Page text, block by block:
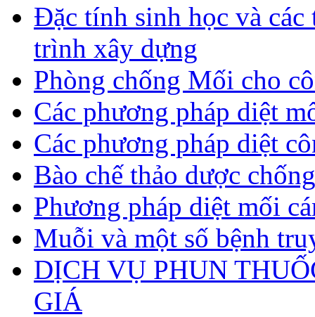
Đặc tính sinh học và
trình xây dựng
Phòng chống Mối cho
Các phương pháp diệt
Các phương pháp diệt
Bào chế thảo dược
Phương pháp diệt mối
Muỗi và một số bệnh
DỊCH VỤ PHUN
GIÁ